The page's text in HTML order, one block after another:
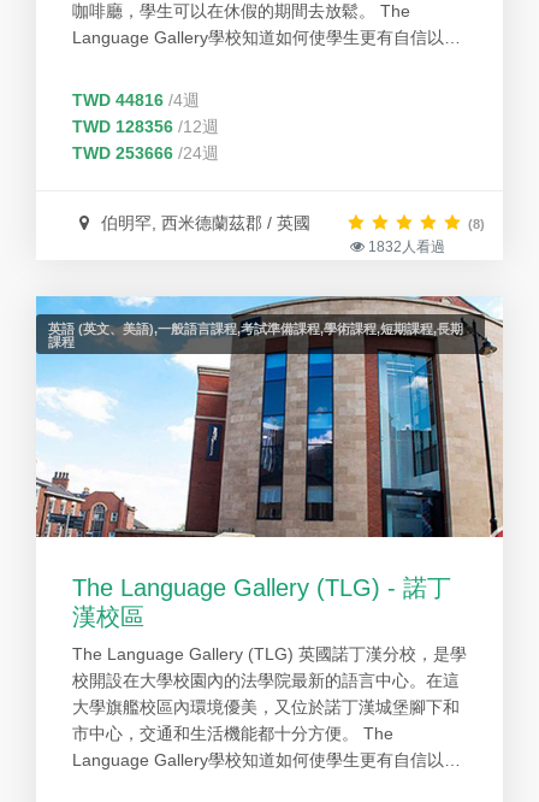
咖啡廳，學生可以在休假的期間去放鬆。 The
Language Gallery學校知道如何使學生更有自信以及
生可以參加許多免費的活動，從活動中可以用英文多
認識不同國家的朋友，同時也可以在生活中不斷的使
用英文，將我們在教室學習的運用在生活上，讓學生
TWD 44816 /4週
TWD 128356 /12週
TWD 253666 /24週
伯明罕, 西米德蘭茲郡 / 英國 (8)
1832人看過
英語 (英文、美語),一般語言課程,考試準備課程,學術課程,短期課程,長期
課程
The Language Gallery (TLG) - 諾丁
漢校區
The Language Gallery (TLG) 英國諾丁漢分校，是學
校開設在大學校園內的法學院最新的語言中心。在這
大學旗艦校區內環境優美，又位於諾丁漢城堡腳下和
市中心，交通和生活機能都十分方便。 The
Language Gallery學校知道如何使學生更有自信以及